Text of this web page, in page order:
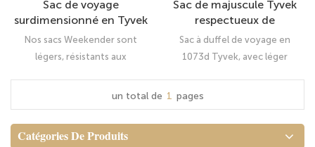
Sac de voyage
surdimensionné en Tyvek
PU avec garniture en cuir
PU, sac polochon, sac de
week-end, sac de voyage
à bandoulière, sac de
voyage pour une nuit ou
un week-end
Nos sacs Weekender sont
légers, résistants aux
un week-end à proximité ou
comme bagage cabine pour
votre prochain voyage en
avion. Sa taille est idéale comme
Sac de majuscule Tyvek
respectueux de
l'environnement pour sac
de week-end de la nuit
Sac à duffel de voyage en
1073d Tyvek, avec léger
un total de 1 pages
Catégories De Produits